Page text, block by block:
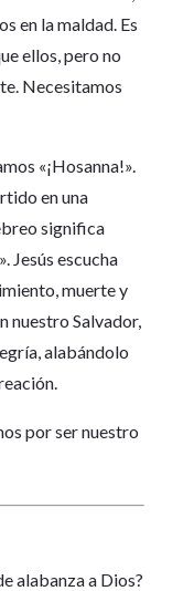
en la maldad. Es
ellos, pero no
Necesitamos
«¡Hosanna!».
en una
significa
Jesús escucha
muerte y
nuestro Salvador,
alabándolo
por ser nuestro
alabanza a Dios?